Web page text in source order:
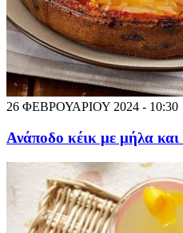
26 ΦΕΒΡΟΥΑΡΙΟΥ 2024 - 10:30
Ανάποδο κέικ με μήλα